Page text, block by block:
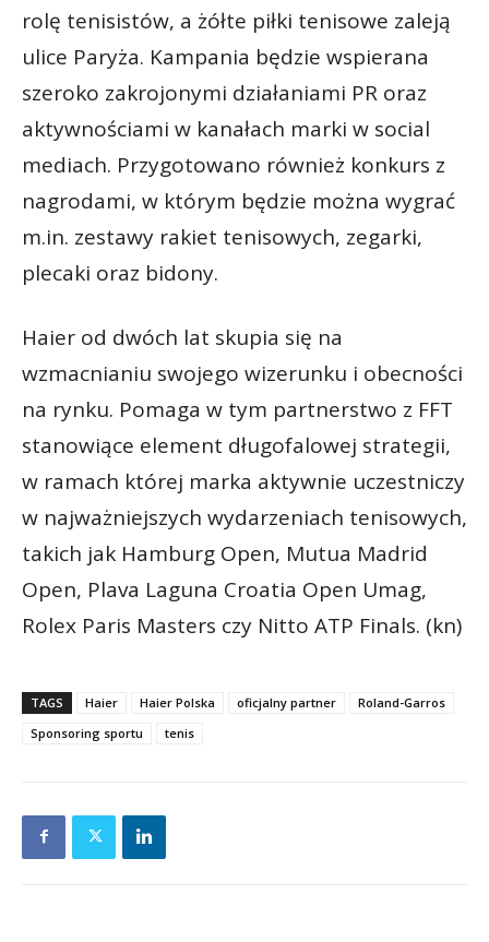
rolę tenisistów, a żółte piłki tenisowe zaleją
ulice Paryża. Kampania będzie wspierana
szeroko zakrojonymi działaniami PR oraz
aktywnościami w kanałach marki w social
mediach. Przygotowano również konkurs z
nagrodami, w którym będzie można wygrać
m.in. zestawy rakiet tenisowych, zegarki,
plecaki oraz bidony.
Haier od dwóch lat skupia się na
wzmacnianiu swojego wizerunku i obecności
na rynku. Pomaga w tym partnerstwo z FFT
stanowiące element długofalowej strategii,
w ramach której marka aktywnie uczestniczy
w najważniejszych wydarzeniach tenisowych,
takich jak Hamburg Open, Mutua Madrid
Open, Plava Laguna Croatia Open Umag,
Rolex Paris Masters czy Nitto ATP Finals. (kn)
TAGS Haier Haier Polska oficjalny partner
Roland-Garros
Sponsoring sportu
tenis